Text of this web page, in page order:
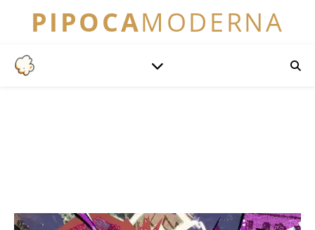
PIPOCAMODERNA